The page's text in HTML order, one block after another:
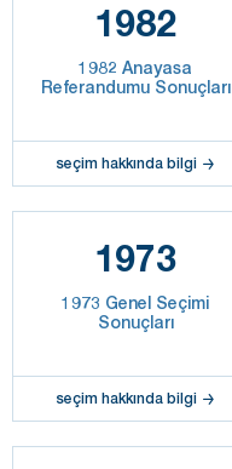
1982
1982 Anayasa
Referandumu Sonuçları
seçim hakkında bilgi
1973
1973 Genel Seçimi
Sonuçları
seçim hakkında bilgi